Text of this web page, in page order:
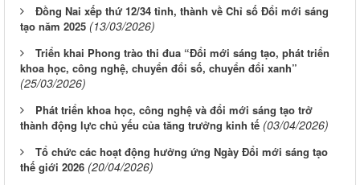
Đồng Nai xếp thứ 12/34 tỉnh, thành về Chỉ số Đổi mới sáng
tạo năm 2025 (13/03/2026)
Triển khai Phong trào thi đua “Đổi mới sáng tạo, phát triển
khoa học, công nghệ, chuyển đổi số, chuyển đổi xanh”
(25/03/2026)
Phát triển khoa học, công nghệ và đổi mới sáng tạo trở
thành động lực chủ yếu của tăng trưởng kinh tế (03/04/2026)
Tổ chức các hoạt động hưởng ứng Ngày Đổi mới sáng tạo
thế giới 2026 (20/04/2026)